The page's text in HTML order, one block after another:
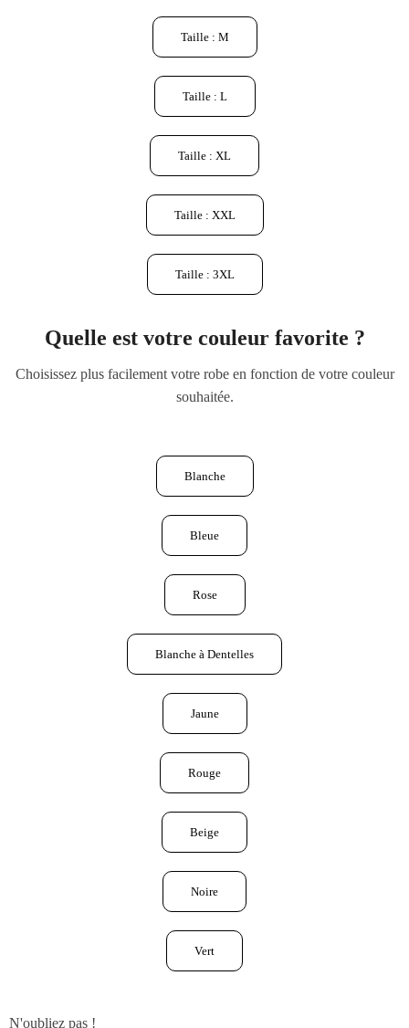
Taille : M
Taille : L
Taille : XL
Taille : XXL
Taille : 3XL
Quelle est votre couleur favorite ?
Choisissez plus facilement votre robe en fonction de votre couleur
souhaitée.
Blanche
Bleue
Rose
Blanche à Dentelles
Jaune
Rouge
Beige
Noire
Vert
N'oubliez pas !